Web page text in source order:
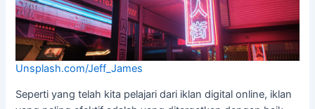
Unsplash.com/Jeff_James
Seperti yang telah kita pelajari dari iklan digital online, iklan